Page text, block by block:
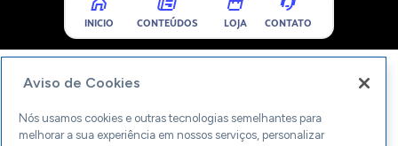
INICIO CONTEÚDOS LOJA CONTATO
Aviso de Cookies
Nós usamos cookies e outras tecnologias semelhantes para
melhorar a sua experiência em nossos serviços, personalizar